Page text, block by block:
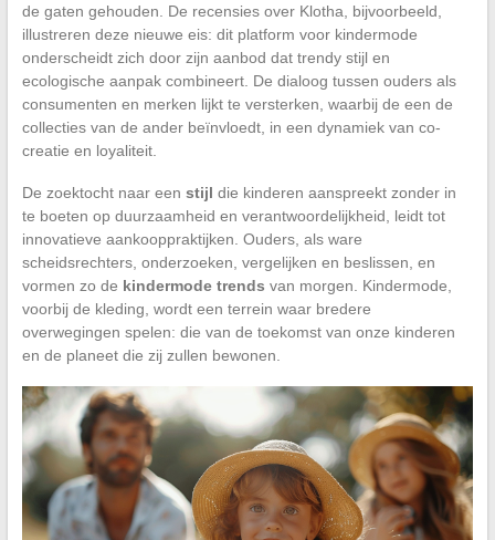
de gaten gehouden. De recensies over Klotha, bijvoorbeeld,
illustreren deze nieuwe eis: dit platform voor kindermode
onderscheidt zich door zijn aanbod dat trendy stijl en
ecologische aanpak combineert. De dialoog tussen ouders als
consumenten en merken lijkt te versterken, waarbij de een de
collecties van de ander beïnvloedt, in een dynamiek van co-
creatie en loyaliteit.
De zoektocht naar een stijl die kinderen aanspreekt zonder in
te boeten op duurzaamheid en verantwoordelijkheid, leidt tot
innovatieve aankooppraktijken. Ouders, als ware
scheidsrechters, onderzoeken, vergelijken en beslissen, en
vormen zo de kindermode trends van morgen. Kindermode,
voorbij de kleding, wordt een terrein waar bredere
overwegingen spelen: die van de toekomst van onze kinderen
en de planeet die zij zullen bewonen.